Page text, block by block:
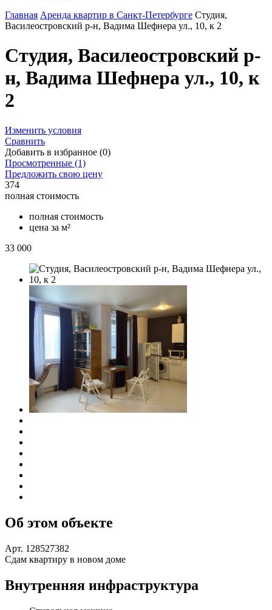
Главная Аренда квартир в Санкт-Петербурге Студия,
Василеостровский р-н, Вадима Шефнера ул., 10, к 2
Студия, Василеостровский р-
н, Вадима Шефнера ул., 10, к
2
Изменить условия
Сравнить
Добавить в избранное (0)
Просмотренные (1)
Предложить свою цену
374
полная стоимость
полная стоимость
цена за м²
33 000
Об этом объекте
Арт. 128527382
Сдам квартиру в новом доме
Внутренняя инфраструктура